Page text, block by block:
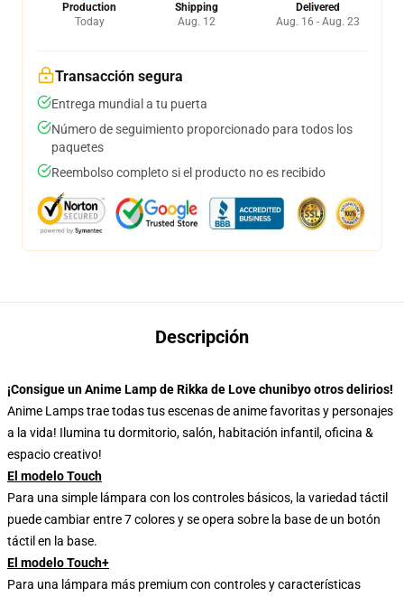
Production
Today
Shipping
Aug. 12
Delivered
Aug. 16 - Aug. 23
Transacción segura
Entrega mundial a tu puerta
Número de seguimiento proporcionado para todos los
paquetes
Reembolso completo si el producto no es recibido
Descripción
¡Consigue un Anime Lamp de Rikka de Love chunibyo otros delirios!
Anime Lamps trae todas tus escenas de anime favoritas y personajes
a la vida! Ilumina tu dormitorio, salón, habitación infantil, oficina &
espacio creativo!
El modelo Touch
Para una simple lámpara con los controles básicos, la variedad táctil
puede cambiar entre 7 colores y se opera sobre la base de un botón
táctil en la base.
El modelo Touch+
Para una lámpara más premium con controles y características